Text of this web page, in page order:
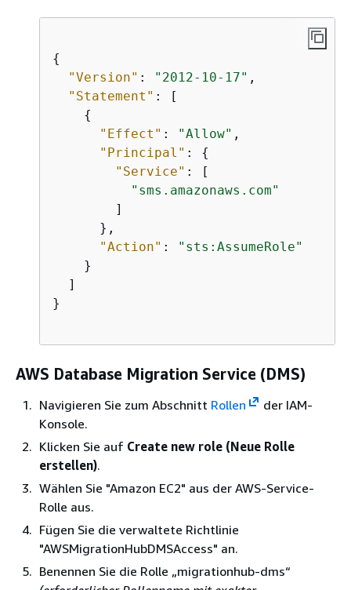
{
"Version" : "2012-10-17" ,
"Statement" : [
{
"Effect" : "Allow" ,
"Principal" : {
"Service" : [
"sms.amazonaws.com"
        ]
      },
"Action" :
"sts:AssumeRole"
    }
  ]
}
AWS Database Migration Service (DMS)
Navigieren Sie zum Abschnitt Rollen
der IAM-
Konsole.
Klicken Sie auf Create new role (Neue Rolle
erstellen).
Wählen Sie "Amazon EC2" aus der AWS-Service-
Rolle aus.
Fügen Sie die verwaltete Richtlinie
"AWSMigrationHubDMSAccess" an.
Benennen Sie die Rolle „migrationhub-dms“